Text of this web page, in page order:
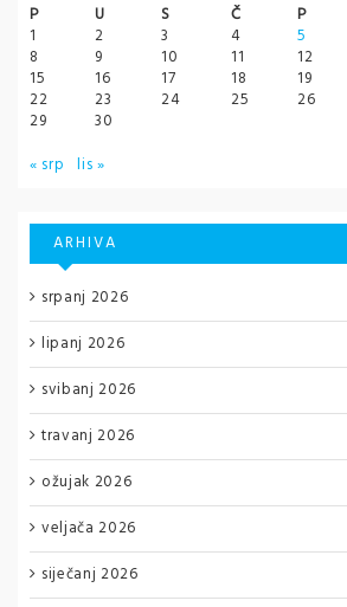
P
U S Č P
1
2 3 4 5
8
9 10 11 12
15
16 17 18 19
22
23 24 25 26
29
30
« srp lis »
ARHIVA
srpanj 2026
lipanj 2026
svibanj 2026
travanj 2026
ožujak 2026
veljača 2026
siječanj 2026